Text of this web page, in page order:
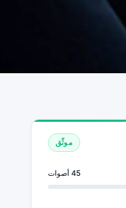
موثّق
45 أصوات